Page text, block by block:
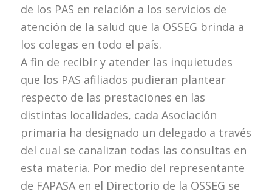
de los PAS en relación a los servicios de
atención de la salud que la OSSEG brinda a
los colegas en todo el país.
A fin de recibir y atender las inquietudes
que los PAS afiliados pudieran plantear
respecto de las prestaciones en las
distintas localidades, cada Asociación
primaria ha designado un delegado a través
del cual se canalizan todas las consultas en
esta materia. Por medio del representante
de FAPASA en el Directorio de la OSSEG se